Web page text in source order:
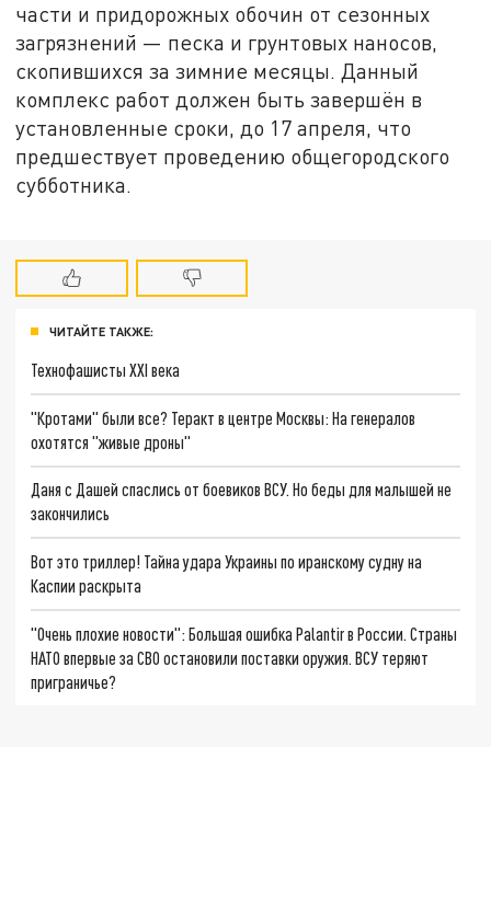
части и придорожных обочин от сезонных
загрязнений — песка и грунтовых наносов,
скопившихся за зимние месяцы. Данный
комплекс работ должен быть завершён в
установленные сроки, до 17 апреля, что
предшествует проведению общегородского
субботника.
ЧИТАЙТЕ ТАКЖЕ:
Технофашисты XXI века
"Кротами" были все? Теракт в центре Москвы: На генералов
охотятся "живые дроны"
Даня с Дашей спаслись от боевиков ВСУ. Но беды для малышей не
закончились
Вот это триллер! Тайна удара Украины по иранскому судну на
Каспии раскрыта
"Очень плохие новости": Большая ошибка Palantir в России. Страны
НАТО впервые за СВО остановили поставки оружия. ВСУ теряют
приграничье?